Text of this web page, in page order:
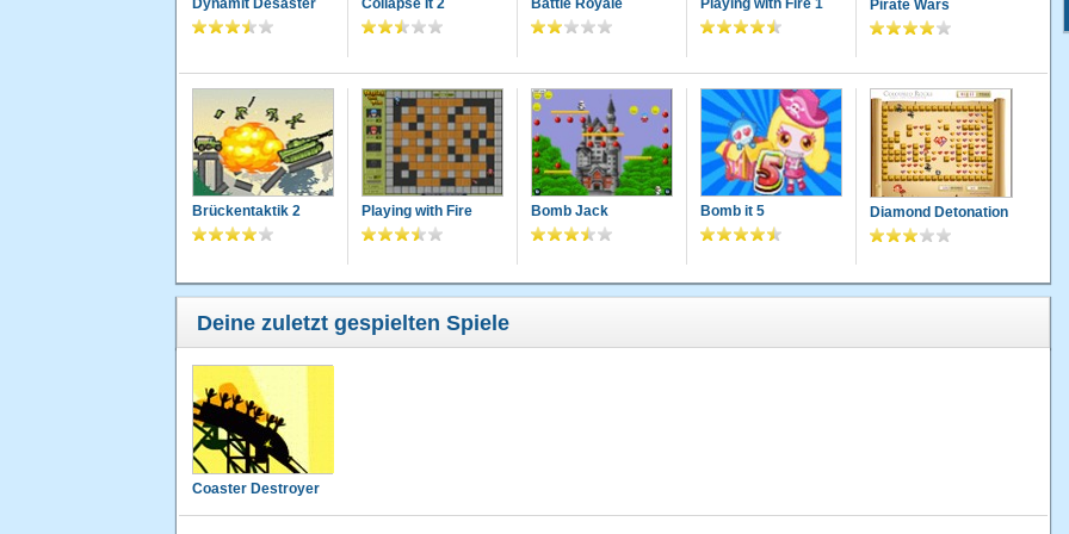
Dynamit Desaster Collapse It 2 Battle Royale Playing with Fire 1 Pirate Wars
Brückentaktik 2 Playing with Fire Bomb Jack Bomb it 5 Diamond Detonation
Deine zuletzt gespielten Spiele
Coaster Destroyer